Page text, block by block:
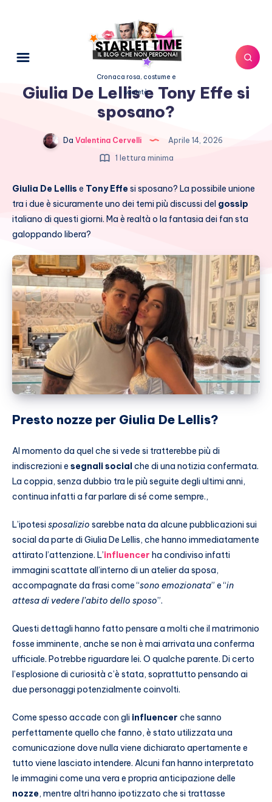
Cronaca rosa, costume e
società
Giulia De Lellis e Tony Effe si
sposano?
Da Valentina Cervelli
Aprile 14, 2026
1 lettura minima
Giulia De Lellis e Tony Effesi sposano? La possibile unione
tra i due è sicuramente uno dei temi più discussi del gossip
italiano di questi giorni. Ma è realtà o la fantasia dei fan sta
galoppando libera?
Presto nozze per Giulia De Lellis?
Al momento da quel che si vede si tratterebbe più di
indiscrezioni e segnali socialche di una notizia confermata.
La coppia, senza dubbio tra le più seguite degli ultimi anni,
continua infatti a far parlare di sé come sempre.,
L’ipotesisposalizio sarebbe nata da alcune pubblicazioni sui
social da parte di Giulia De Lellis, che hanno immediatamente
attirato l’attenzione. L’influencer ha condiviso infatti
immagini scattate all’interno di un atelier da sposa,
accompagnate da frasi come “sono emozionata” e “in
attesa di vedere l’abito dello sposo”.
Questi dettagli hanno fatto pensare a molti che il matrimonio
fosse imminente, anche se non è mai arrivata una conferma
ufficiale. Potrebbe riguardare lei. O qualche parente. Di certo
l’esplosione di curiosità c’è stata, soprattutto pensando ai
due personaggi potenzialmente coinvolti.
Come spesso accade con gli influencer che sanno
perfettamente quello che fanno, è stato utilizzata una
comunicazione dove nulla viene dichiarato apertamente e
tutto viene lasciato intendere. Alcuni fan hanno interpretato
le immagini come una vera e propria anticipazione delle
nozze, mentre altri hanno ipotizzato che si trattasse